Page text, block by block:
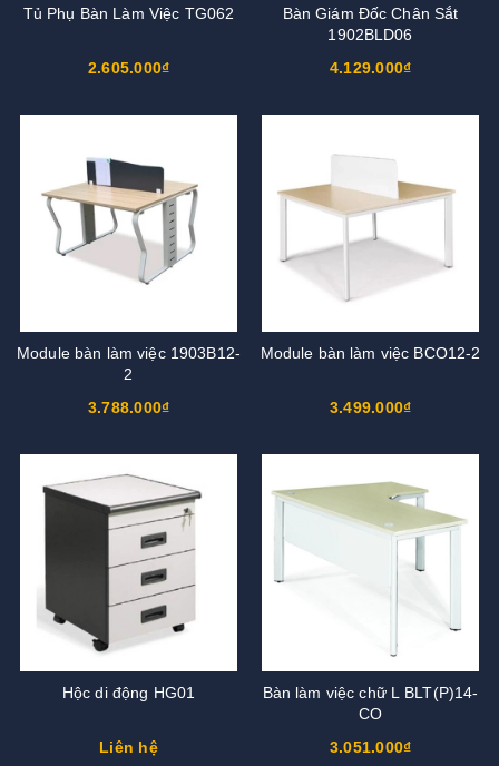
Tủ Phụ Bàn Làm Việc TG062
2.605.000₫
Bàn Giám Đốc Chân Sắt
1902BLD06
4.129.000₫
Module bàn làm việc 1903B12-
2
3.788.000₫
Module bàn làm việc BCO12-2
3.499.000₫
Hộc di động HG01
Liên hệ
Bàn làm việc chữ L BLT(P)14-
CO
3.051.000₫